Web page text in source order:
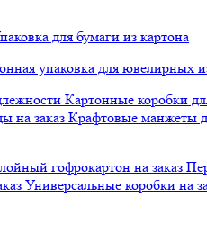
для бумаги из картона
упаковка для ювелирных
Картонные коробки
на заказ Крафтовые манжеты
гофрокартон на заказ
Универсальные коробки на